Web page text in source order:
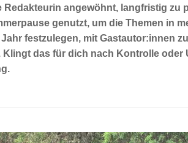
angewöhnt, langfristig zu
genutzt, um die Themen in
festzulegen, mit Gastautor:innen
das für dich nach Kontrolle oder